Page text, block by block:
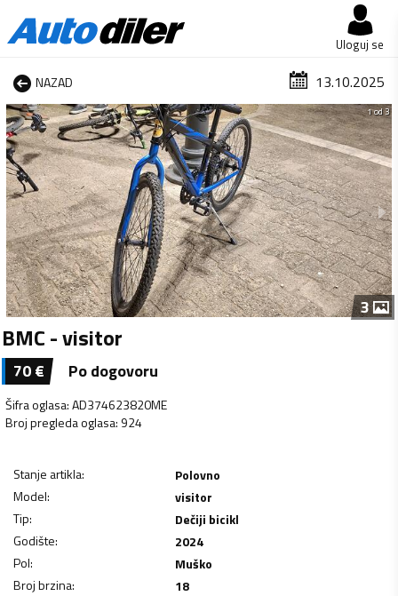
Uloguj se
NAZAD 13.10.2025
1 od 3
3
BMC - visitor
70€ Po dogovoru
Šifra oglasa:AD374623820ME
Broj pregleda oglasa: 924
Stanje artikla:
Polovno
Model:
visitor
Tip:
Dečiji bicikl
Godište:
2024
Pol:
Muško
Broj brzina:
18